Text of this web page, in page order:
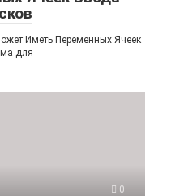
Иметь Переменных Ячеек
для
0